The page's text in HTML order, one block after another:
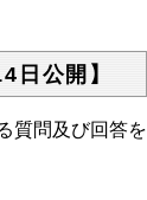
日公開】
質問及び回答を